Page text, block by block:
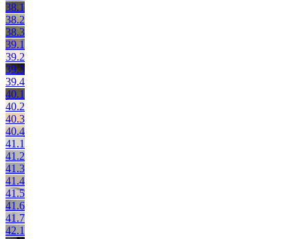
38.1
38.2
38.3
39.1
39.2
39.3
39.4
40.1
40.2
40.3
40.4
41.1
41.2
41.3
41.4
41.5
41.6
41.7
42.1